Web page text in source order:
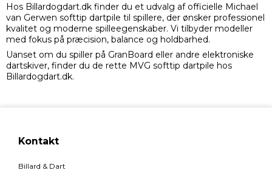
Hos Billardogdart.dk finder du et udvalg af officielle Michael
van Gerwen softtip dartpile til spillere, der ønsker professionel
kvalitet og moderne spilleegenskaber. Vi tilbyder modeller
med fokus på præcision, balance og holdbarhed.
Uanset om du spiller på GranBoard eller andre elektroniske
dartskiver, finder du de rette MVG softtip dartpile hos
Billardogdart.dk.
Kontakt
Billard & Dart